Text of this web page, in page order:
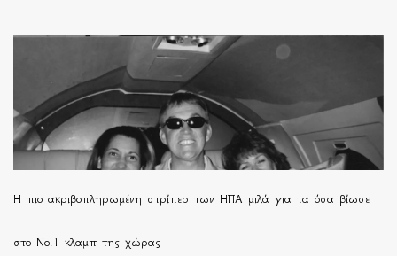
H πιο ακριβοπληρωμένη στρίπερ των ΗΠΑ μιλά για τα όσα βίωσε
στο Νο.1 κλαμπ της χώρας